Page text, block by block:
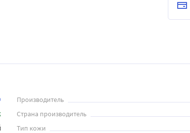
Производитель
Страна производитель
Тип кожи